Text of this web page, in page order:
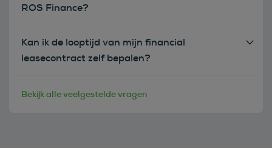
ROS Finance?
Kan ik de looptijd van mijn financial
leasecontract zelf bepalen?
Bekijk alle veelgestelde vragen